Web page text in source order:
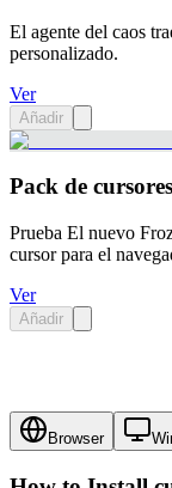
El agente del caos
personalizado.
Ver
Añadir
Pack de
Prueba El nuevo
cursor para el
Ver
Añadir
Browser